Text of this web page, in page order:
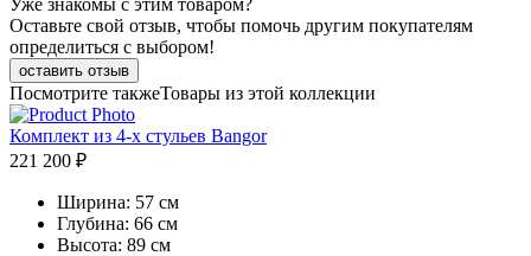
Уже знакомы с этим товаром?
Оставьте свой отзыв, чтобы помочь другим покупателям
определиться с выбором!
оставить отзыв
Посмотрите такжеТовары из этой коллекции
Комплект из 4-х стульев Bangor
221 200 ₽
Ширина: 57 см
Глубина: 66 см
Высота: 89 см